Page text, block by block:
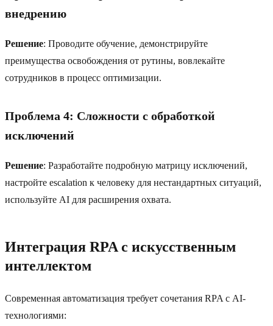
внедрению
Решение: Проводите обучение, демонстрируйте
преимущества освобождения от рутины, вовлекайте
сотрудников в процесс оптимизации.
Проблема 4: Сложности с обработкой
исключений
Решение: Разработайте подробную матрицу исключений,
настройте escalation к человеку для нестандартных ситуаций,
используйте AI для расширения охвата.
Интеграция RPA с искусственным
интеллектом
Современная автоматизация требует сочетания RPA с AI-
технологиями: